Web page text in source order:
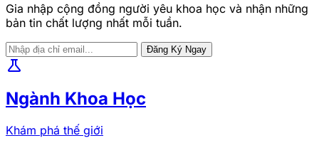
Gia nhập cộng đồng người yêu khoa học và nhận những
bản tin chất lượng nhất mỗi tuần.
Đăng Ký Ngay
science
Ngành Khoa Học
Khám phá thế giới